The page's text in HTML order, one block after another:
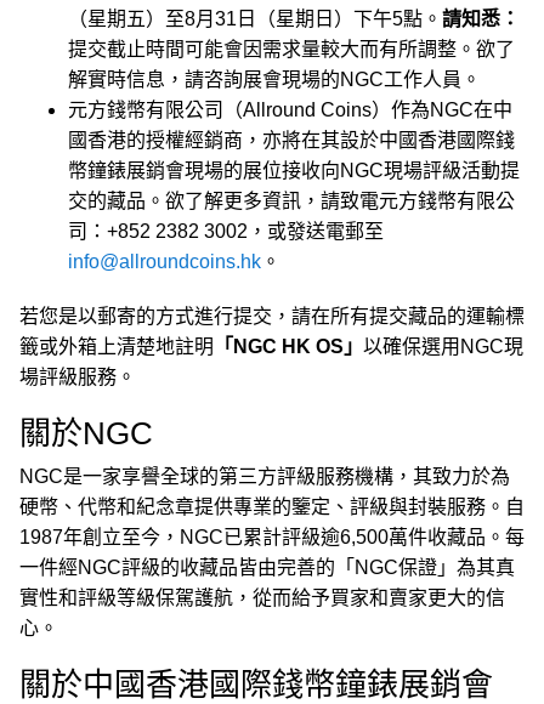
（星期五）至8月31日（星期日）下午5點。 請知悉：
提交截止時間可能會因需求量較大而有所調整。欲了
解實時信息，請咨詢展會現場的NGC工作人員。
元方錢幣有限公司（Allround Coins）作為NGC在中
國香港的授權經銷商，亦將在其設於中國香港國際錢
幣鐘錶展銷會現場的展位接收向NGC現場評級活動提
交的藏品。欲了解更多資訊，請致電元方錢幣有限公
司：+852 2382 3002，或發送電郵至
info@allroundcoins.hk 。
若您是以郵寄的方式進行提交，請在所有提交藏品的運輸標
籤或外箱上清楚地註明
「NGC HK OS」 以確保選用NGC現
場評級服務。
關於NGC
NGC是一家享譽全球的第三方評級服務機構，其致力於為
硬幣、代幣和紀念章提供專業的鑒定、評級與封裝服務。自
1987年創立至今，NGC已累計評級逾6,500萬件收藏品。每
一件經NGC評級的收藏品皆由完善的「NGC保證」為其真
實性和評級等級保駕護航，從而給予買家和賣家更大的信
心。
關於中國香港國際錢幣鐘錶展銷會